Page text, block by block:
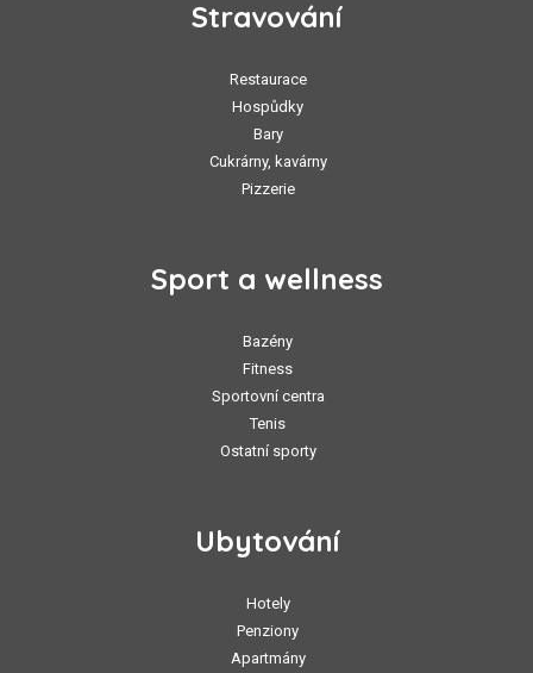
Stravování
Restaurace
Hospůdky
Bary
Cukrárny, kavárny
Pizzerie
Sport a wellness
Bazény
Fitness
Sportovní centra
Tenis
Ostatní sporty
Ubytování
Hotely
Penziony
Apartmány